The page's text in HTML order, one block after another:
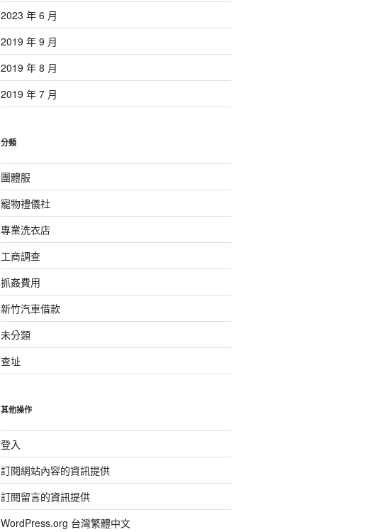
2023 年 6 月
2019 年 9 月
2019 年 8 月
2019 年 7 月
分類
團體服
寵物禮儀社
專業洗衣店
工商調查
抓姦費用
新竹汽車借款
未分類
查址
其他操作
登入
訂閱網站內容的資訊提供
訂閱留言的資訊提供
WordPress.org 台灣繁體中文